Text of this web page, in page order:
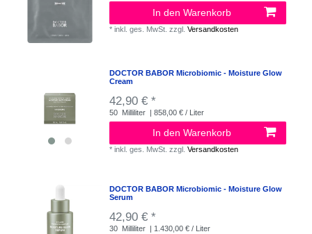
In den Warenkorb
*inkl. ges. MwSt. zzgl.Versandkosten
DOCTOR BABOR Microbiomic - Moisture Glow
Cream
42,90 € *
50 Milliliter | 858,00 € / Liter
In den Warenkorb
*inkl. ges. MwSt. zzgl.Versandkosten
DOCTOR BABOR Microbiomic - Moisture Glow
Serum
42,90 € *
30 Milliliter | 1.430,00 € / Liter